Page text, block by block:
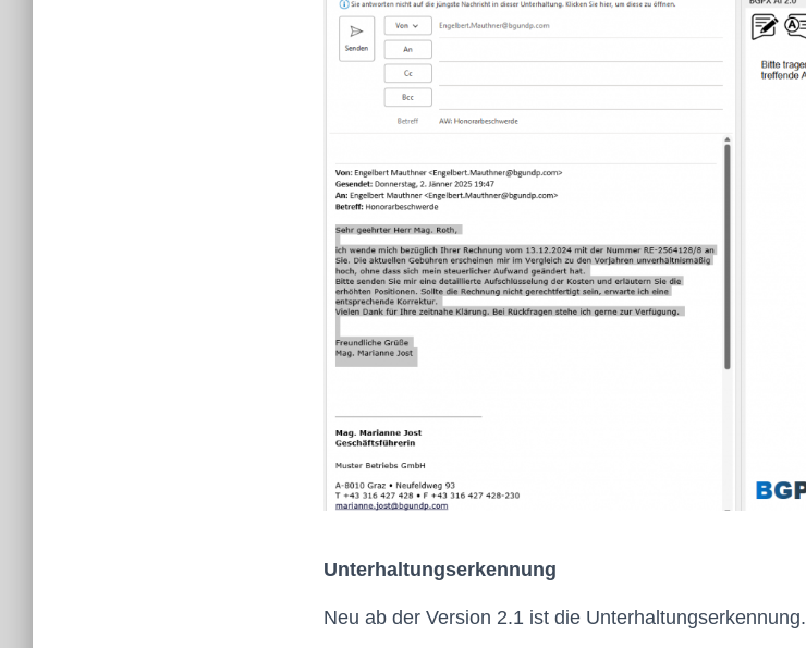
Unterhaltungserkennung
Neu ab der Version 2.1 ist die Unterhaltungserkennung.